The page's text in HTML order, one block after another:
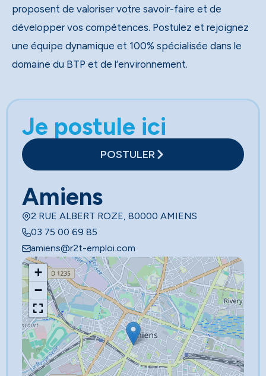
proposent de valoriser votre savoir-faire et de
développer vos compétences. Postulez et rejoignez
une équipe dynamique et 100% spécialisée dans le
domaine du BTP et de l’environnement.
Je postule ici
POSTULER
Amiens
2 RUE ALBERT ROZE, 80000 AMIENS
03 75 00 69 85
amiens@r2t-emploi.com
+
−